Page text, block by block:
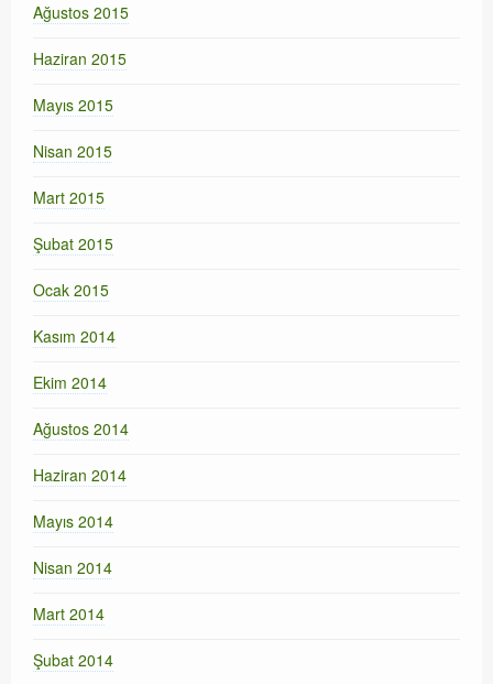
Ağustos 2015
Haziran 2015
Mayıs 2015
Nisan 2015
Mart 2015
Şubat 2015
Ocak 2015
Kasım 2014
Ekim 2014
Ağustos 2014
Haziran 2014
Mayıs 2014
Nisan 2014
Mart 2014
Şubat 2014